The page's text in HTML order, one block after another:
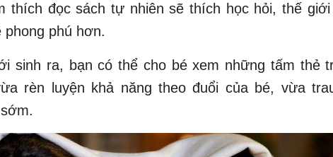
thích đọc sách tự nhiên sẽ thích học hỏi, thế giới
phong phú hơn.
sinh ra, bạn có thể cho bé xem những tấm thẻ
rèn luyện khả năng theo đuổi của bé, vừa